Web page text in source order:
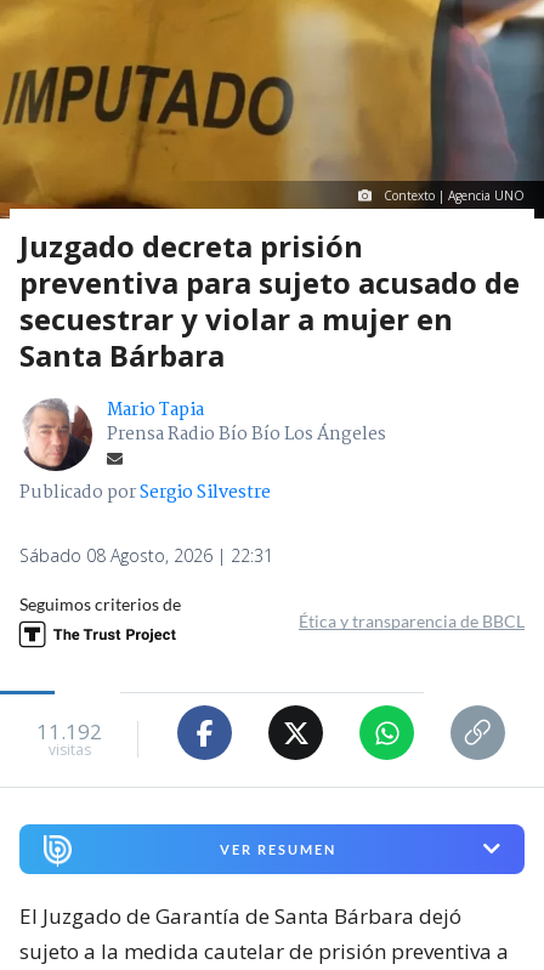
Contexto | Agencia UNO
Juzgado decreta prisión
preventiva para sujeto acusado de
secuestrar y violar a mujer en
Santa Bárbara
Mario Tapia
Prensa Radio Bío Bío Los Ángeles
Publicado porSergio Silvestre
Sábado 08 Agosto, 2026 | 22:31
Seguimos criterios de
Ética y transparencia de BBCL
11.192
visitas
VER RESUMEN
El Juzgado de Garantía de Santa Bárbara dejó
sujeto a la medida cautelar de prisión preventiva a